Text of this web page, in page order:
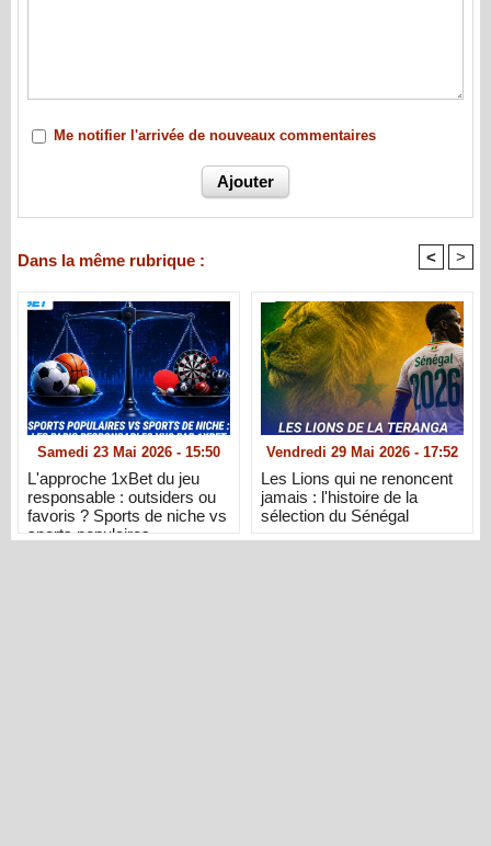
Me notifier l'arrivée de nouveaux commentaires
Dans la même rubrique : < >
Samedi 23 Mai 2026 - 15:50
L'approche 1xBet du jeu
responsable : outsiders ou
favoris ? Sports de niche vs
sports populaires
Vendredi 29 Mai 2026 - 17:52
Les Lions qui ne renoncent
jamais : l'histoire de la
sélection du Sénégal